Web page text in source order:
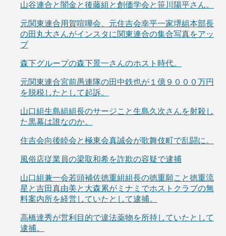
山谷連合と闇金と後藤組と創価学会と笹川陽平さん。
元関東連合用賀喧嘩会、元住吉会幸平一家堺組本部長
の田丸大さんがインスタに関東連合の集合写真をアッ
プ
森下グループの森下景一さんのホスト時代。
元関東連合宮前愚連隊の田中鉄也が１億９０００万円
を脱税したとして起訴。
山口組生島組組長のサージこと生島久次さんを射殺し
た黒幕は誰なのか。
住吉会向後睦会と極東会真誠会が歌舞伎町で乱闘に。
風俗店従業員の梁取和希を詐欺の容疑で逮捕
山口組兼一会若頭補佐徳重組組長の徳重願こと徳重流
星と吉田真由美と大森累がミナミでホストクラブの無
料案内所を経営していたとして逮捕。
高橋達秀が営利目的で違法薬物を所持していたとして
逮捕。